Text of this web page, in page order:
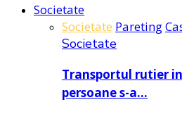
Societate
Societate Pareting
Societate
Transportul rutier
persoane s-a…